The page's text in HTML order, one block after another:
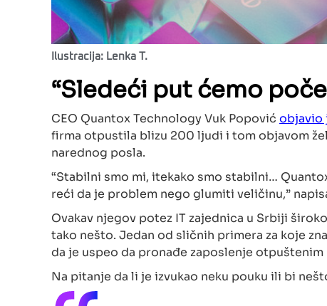
Ilustracija: Lenka T.
“Sledeći put ćemo
CEO Quantox Technology Vuk Popović objavio
firma otpustila blizu 200 ljudi i tom objavom
narednog posla.
“Stabilni smo mi, itekako smo stabilni…
reći da je problem nego glumiti veličinu,”
Ovakav njegov potez IT zajednica u Srbiji
tako nešto. Jedan od sličnih primera za koje
da je uspeo da pronađe zaposlenje
Na pitanje da li je izvukao neku pouku ili bi